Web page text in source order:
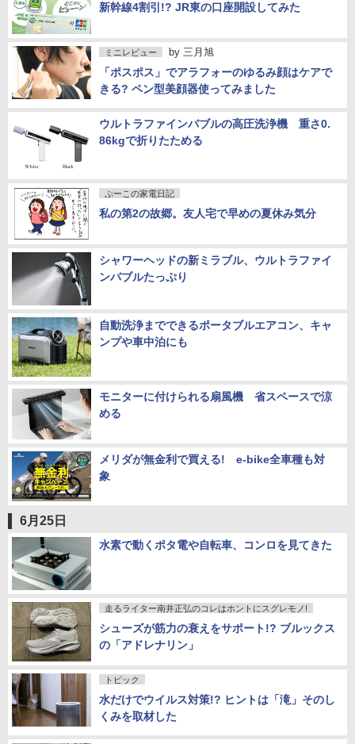
新幹線4割引!? JR東の口座開設してみた
ミニレビュー by 三月旭
「ポスポス」でアラフォーのゆるみ顔はケアで
きる? ペン型美顔器使ってみました
ウルトラファインバブルの高圧洗浄機 重さ0.
86kgで折りたためる
ぷーこの家電日記
私の第2の故郷。友人宅で早めの夏休み気分
シャワーヘッドの新ミラブル、ウルトラファイ
ンバブルたっぷり
自動洗浄までできるポータブルエアコン、キャ
ンプや車中泊にも
モニターに付けられる扇風機 省スペースで涼
める
メリダが無金利で買える! e-bike全車種も対
象
6月25日
水素で動くポタ電や自転車、コンロを見てきた
走るライター南井正弘のコレはホントにスグレモノ!
シューズが筋力の衰えをサポート!? ブルックス
の「アドレナリン」
トピック
水だけでウイルス対策!? ヒントは「滝」そのし
くみを取材した